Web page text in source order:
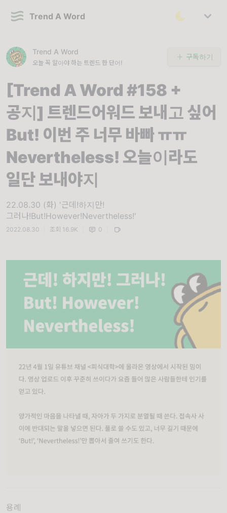
Trend A Word
Trend A Word
오늘 꼭 알아야 하는 트렌드 한 단어!
구독하기
[Trend A Word #158 +
공지] 트렌드어워드 보내고 싶어
But! 이번 주 너무 바빠 ㅠㅠ
Nevertheless! 오늘이라도
일단 보내야지
22.08.30 (화) '근데!하지만!
그러나!But!However!Nevertheless!'
2022.08.30 조회 16.9K 0
용례